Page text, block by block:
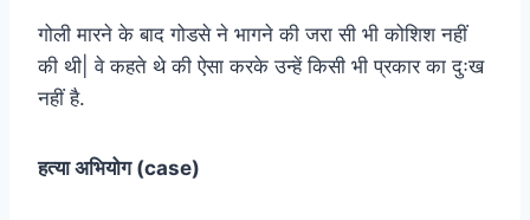
गोली मारने के बाद गोडसे ने भागने की जरा सी भी कोशिश नहीं
की थी| वे कहते थे की ऐसा करके उन्हें किसी भी प्रकार का दुःख
नहीं है.
हत्या अभियोग (case)